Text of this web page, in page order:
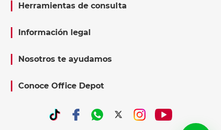
Herramientas de consulta
Información legal
Nosotros te ayudamos
Conoce Office Depot